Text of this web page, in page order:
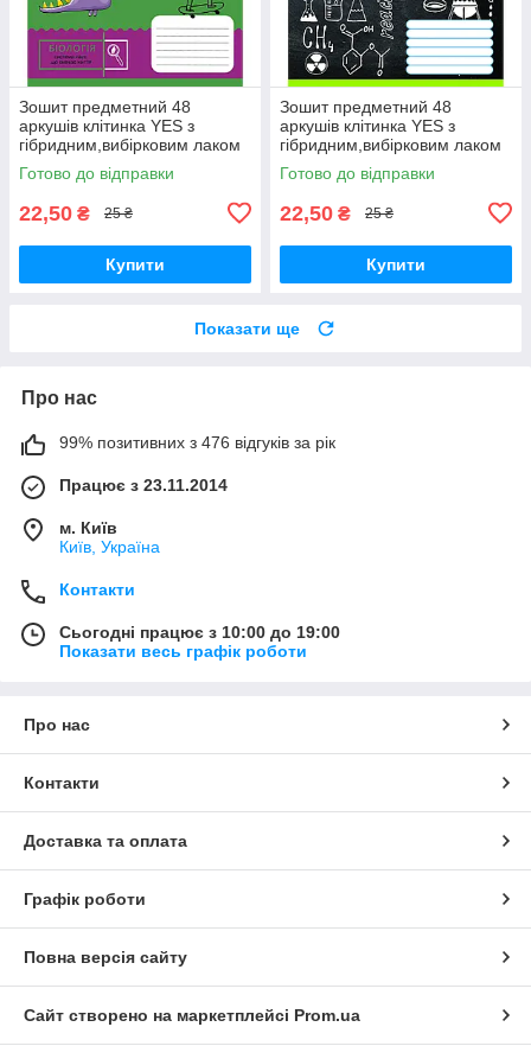
Зошит предметний 48
аркушів клітинка YES з
гібридним,вибірковим лаком
БІОЛОГІЯ (Cool school
subjects)
Готово до відправки
22,50 ₴ 25 ₴
Купити
Зошит предметний 48
аркушів клітинка YES з
гібридним,вибірковим лаком
ХІМІЯ (Doodle board)
Готово до відправки
22,50 ₴ 25 ₴
Купити
Показати ще
Про нас
99% позитивних з 476 відгуків за рік
Працює з 23.11.2014
м. Київ
Київ, Україна
Контакти
Сьогодні працює з 10:00 до 19:00
Показати весь графік роботи
Про нас
Контакти
Доставка та оплата
Графік роботи
Повна версія сайту
Сайт створено на маркетплейсі Prom.ua